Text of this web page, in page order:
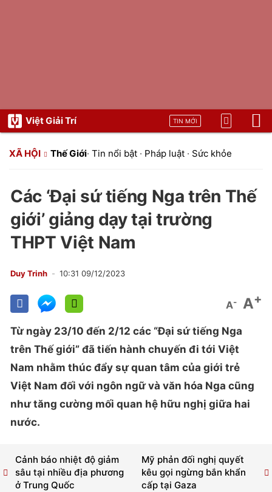
Việt Giải Trí TIN MỚI
XÃ HỘI Thế Giới· Tin nổi bật · Pháp luật · Sức khỏe
Các ‘Đại sứ tiếng Nga trên Thế
giới’ giảng dạy tại trường
THPT Việt Nam
Duy Trinh 10:31 09/12/2023
A- A+
Từ ngày 23/10 đến 2/12 các “Đại sứ tiếng Nga
trên Thế giới” đã tiến hành chuyến đi tới Việt
Nam nhằm thúc đẩy sự quan tâm của giới trẻ
Việt Nam đối với ngôn ngữ và văn hóa Nga cũng
như tăng cường mối quan hệ hữu nghị giữa hai
nước.
Mỹ phản đối nghị quyết
kêu gọi ngừng bắn khẩn
cấp tại Gaza
Cảnh báo nhiệt độ giảm
sâu tại nhiều địa phương
ở Trung Quốc